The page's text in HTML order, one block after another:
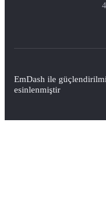
EmDash ile
esinlenmiştir